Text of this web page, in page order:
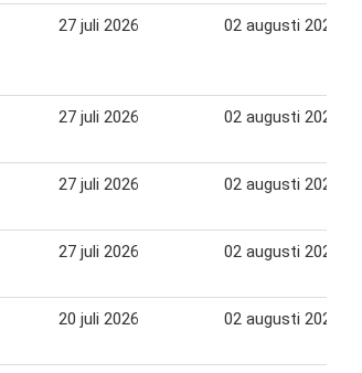
27 juli 2026 02 augusti 2026
27 juli 2026 02 augusti 2026
27 juli 2026 02 augusti 2026
27 juli 2026 02 augusti 2026
20 juli 2026 02 augusti 2026